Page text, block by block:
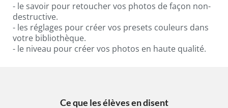
- le savoir pour retoucher vos photos de façon non-
destructive.
- les réglages pour créer vos presets couleurs dans
votre bibliothèque.
- le niveau pour créer vos photos en haute qualité.
Ce que les élèves en disent